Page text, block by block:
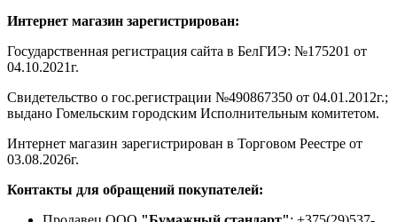
Интернет магазин зарегистрирован:
Государственная регистрация сайта в БелГИЭ: №175201 от
04.10.2021г.
Свидетельство о гос.регистрации №490867350 от 04.01.2012г.;
выдано Гомельским городским Исполнительным комитетом.
Интернет магазин зарегистрирован в Торговом Реестре от
03.08.2026г.
Контакты для обращений покупателей: